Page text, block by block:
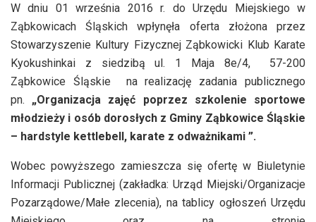
W dniu 01 września 2016 r. do Urzędu Miejskiego w
Ząbkowicach Śląskich wpłynęła oferta złożona przez
Stowarzyszenie Kultury Fizycznej Ząbkowicki Klub Karate
Kyokushinkai z siedzibą ul. 1 Maja 8e/4, 57-200
Ząbkowice Śląskie na realizację zadania publicznego
pn. „Organizacja zajęć poprzez szkolenie sportowe
młodzieży i osób dorosłych z Gminy Ząbkowice Śląskie
– hardstyle kettlebell, karate z odważnikami ”.
Wobec powyższego zamieszcza się ofertę w Biuletynie
Informacji Publicznej (zakładka: Urząd Miejski/Organizacje
Pozarządowe/Małe zlecenia), na tablicy ogłoszeń Urzędu